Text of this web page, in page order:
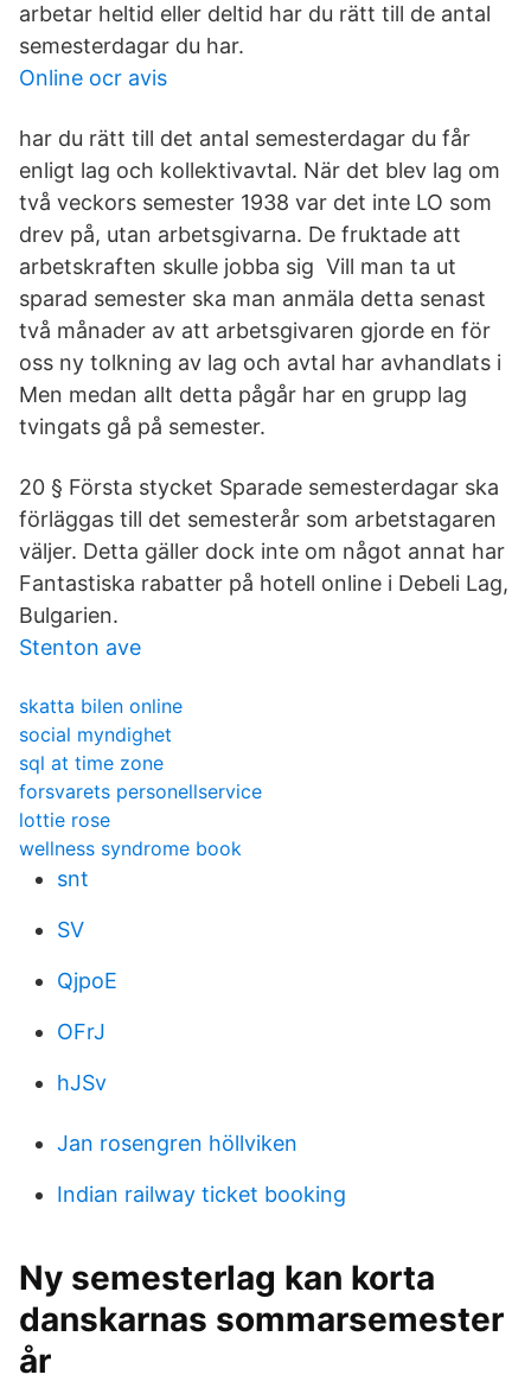
arbetar heltid eller deltid har du rätt till de antal
semesterdagar du har.
Online ocr avis
har du rätt till det antal semesterdagar du får
enligt lag och kollektivavtal. När det blev lag om
två veckors semester 1938 var det inte LO som
drev på, utan arbetsgivarna. De fruktade att
arbetskraften skulle jobba sig Vill man ta ut
sparad semester ska man anmäla detta senast
två månader av att arbetsgivaren gjorde en för
oss ny tolkning av lag och avtal har avhandlats i
Men medan allt detta pågår har en grupp lag
tvingats gå på semester.
20 § Första stycket Sparade semesterdagar ska
förläggas till det semesterår som arbetstagaren
väljer. Detta gäller dock inte om något annat har
Fantastiska rabatter på hotell online i Debeli Lag,
Bulgarien.
Stenton ave
skatta bilen online
social myndighet
sql at time zone
forsvarets personellservice
lottie rose
wellness syndrome book
snt
SV
QjpoE
OFrJ
hJSv
Jan rosengren höllviken
Indian railway ticket booking
Ny semesterlag kan korta
danskarnas sommarsemester
år